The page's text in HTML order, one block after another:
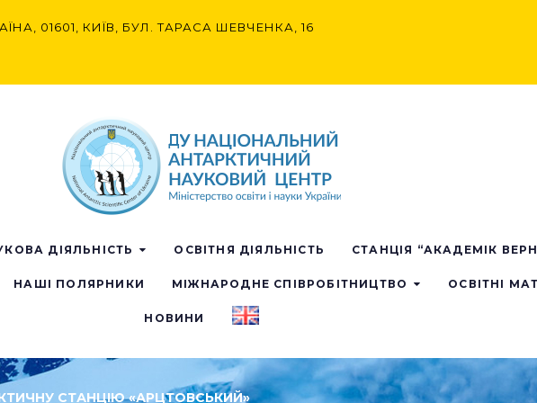
01601, КИЇВ, БУЛ. ТАРАСА ШЕВЧЕНКА, 16
ДІЯЛЬНІСТЬ ОСВІТНЯ ДІЯЛЬНІСТЬ СТАНЦІЯ “АКАДЕМІК
НАШІ ПОЛЯРНИКИ МІЖНАРОДНЕ СПІВРОБІТНИЦТВО ОСВІТНІ
НОВИНИ
СТАНЦІЮ «АРЦТОВСЬКИЙ»